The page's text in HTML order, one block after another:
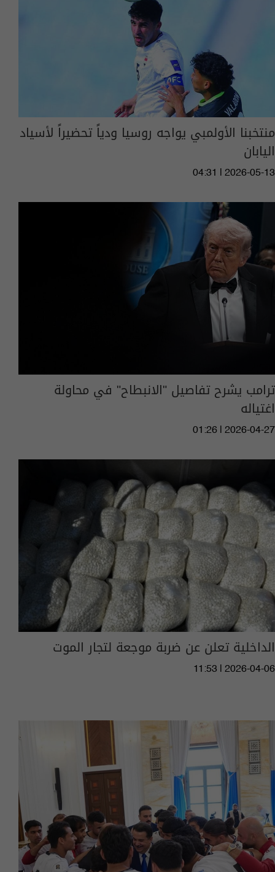
منتخبنا الأولمبي يواجه روسيا ودياً تحضيراً لأسياد
اليابان
04:31 | 2026-05-13
ترامب يشرح تفاصيل "الانبطاح" في محاولة
اغتياله
01:26 | 2026-04-27
الداخلية تعلن عن ضربة موجعة لتجار الموت
11:53 | 2026-04-06